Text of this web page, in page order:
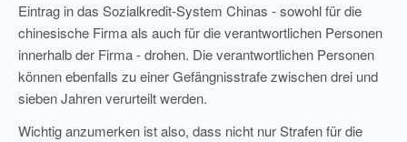
Eintrag in das Sozialkredit-System Chinas - sowohl für die
chinesische Firma als auch für die verantwortlichen Personen
innerhalb der Firma - drohen. Die verantwortlichen Personen
können ebenfalls zu einer Gefängnisstrafe zwischen drei und
sieben Jahren verurteilt werden.
Wichtig anzumerken ist also, dass nicht nur Strafen für die